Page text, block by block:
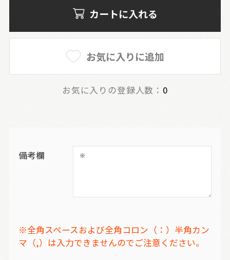
カートに入れる
お気に入りに追加
お気に入りの登録人数： 0
備考欄
※全角スペースおよび全角コロン（：）半角カン
マ（,）は入力できませんのでご注意ください。